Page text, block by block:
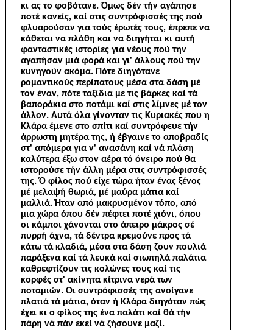
κι ας το φοβότανε. Όμως δέν τήν αγάπησε
ποτέ κανείς, καί στις συντρόφισσές της πού
φλυαρούσαν για τούς έρωτές τους, έπρεπε να
κάθεται να πλάθη και να διηγήται κι αυτή
φανταστικές ιστορίες για νέους πού την
αγαπήσαν μιά φορά και γι' άλλους πού την
κυνηγούν ακόμα. Πότε διηγότανε
ρομαντικούς περίπατους μέσα στα δάση μέ
τον έναν, πότε ταξίδια με τις βάρκες καί τά
βαποράκια στο ποτάμι καί στις λίμνες μέ τον
άλλον. Αυτά όλα γίνονταν τις Κυριακές που η
Κλάρα έμενε στο σπίτι καί συντρόφευε τήν
άρρωστη μητέρα της, ή έβγαινε το αποβραδίς
στ' απόμερα για ν' ανασάνη καί νά πλάση
καλύτερα έξω στον αέρα τό όνειρο πού θα
ιστορούσε τήν άλλη μέρα στις συντρόφισσές
της. Ό φίλος πού είχε τώρα ήταν ένας ξένος
μέ μελαψή θωριά, μέ μαύρα μάτια καί
μαλλιά. Ήταν από μακρυσμένον τόπο, από
μια χώρα όπου δέν πέφτει ποτέ χιόνι, όπου
οι κάμποι χάνονται στο άπειρο μάκρος σέ
πυρρή άχνα, τά δέντρα κρεμούνε προς τά
κάτω τά κλαδιά, μέσα στα δάση ζουν πουλιά
παράξενα καί τά λευκά καί σιωπηλά παλάτια
καθρεφτίζουν τις κολώνες τους καί τις
κορφές στ' ακίνητα κίτρινα νερά των
ποταμιών. Οι συντρόφισσές της ανοίγανε
πλατιά τά μάτια, όταν ή Κλάρα διηγόταν πώς
έχει κι ο φίλος της ένα παλάτι καί θά τήν
πάρη νά πάν εκεί νά ζήσουνε μαζί.